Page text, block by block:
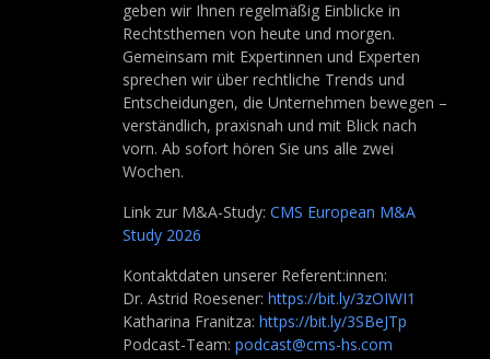
geben wir Ihnen regelmäßig Einblicke in
Rechtsthemen von heute und morgen.
Gemeinsam mit Expertinnen und Experten
sprechen wir über rechtliche Trends und
Entscheidungen, die Unternehmen bewegen –
verständlich, praxisnah und mit Blick nach
vorn. Ab sofort hören Sie uns alle zwei
Wochen.
Link zur M&A-Study: CMS European M&A
Study 2026
Kontaktdaten unserer Referent:innen:
Dr. Astrid Roesener: https://bit.ly/3zOIWI1
Katharina Franitza: https://bit.ly/3SBeJTp
Podcast-Team: podcast@cms-hs.com